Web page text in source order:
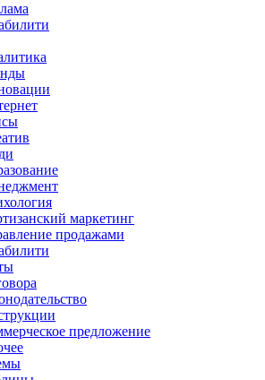
маркетинг
продажами
предложение